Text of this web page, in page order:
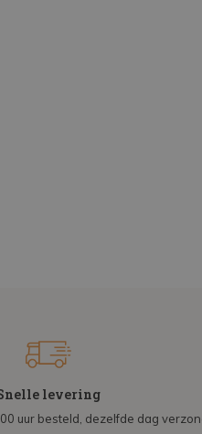
levering
uur besteld, dezelfde dag